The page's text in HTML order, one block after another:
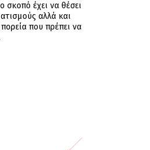
έχει να θέσει
αλλά και
που πρέπει να